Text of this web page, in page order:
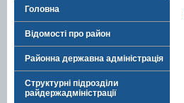
Головна
Відомості про район
Районна державна адміністрація
Структурні підрозділи
райдержадміністрації